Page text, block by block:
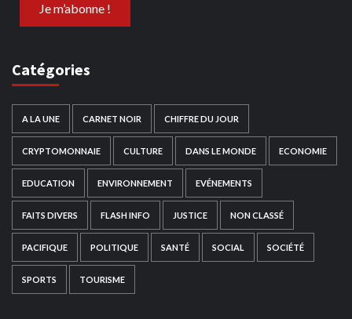
Catégories
A LA UNE CARNET NOIR CHIFFRE DU JOUR
CRYPTOMONNAIE CULTURE DANS LE MONDE ECONOMIE
EDUCATION ENVIRONNEMENT EVÉNEMENTS
FAITS DIVERS FLASH INFO JUSTICE NON CLASSÉ
PACIFIQUE POLITIQUE SANTÉ SOCIAL SOCIÉTÉ
SPORTS TOURISME